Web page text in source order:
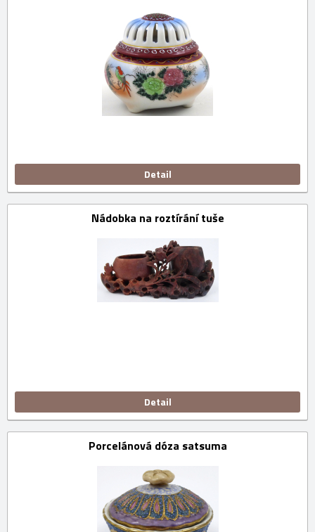
Detail
Nádobka na roztírání tuše
Detail
Porcelánová dóza satsuma